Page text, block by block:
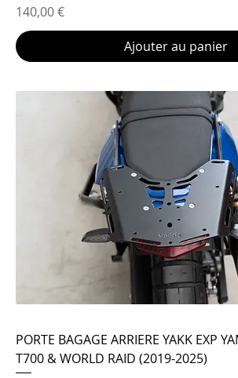
Prix
140,00 €
Ajouter au panier
PORTE BAGAGE ARRIERE YAKK EXP
T700 & WORLD RAID (2019-2025)